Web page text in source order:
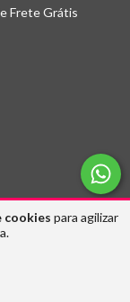
cookies para agilizar
Frete Grátis